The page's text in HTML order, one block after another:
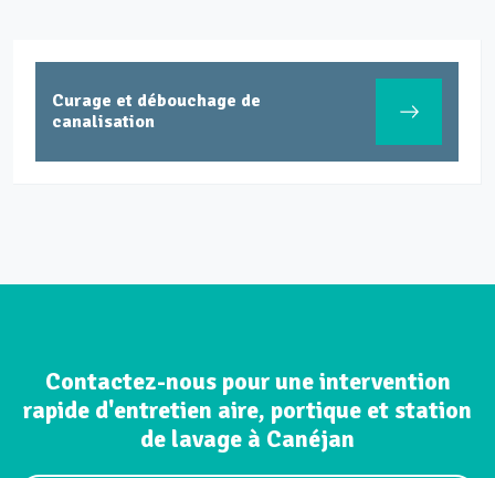
Curage et débouchage de
canalisation
Contactez-nous pour une intervention
rapide d'entretien aire, portique et station
de lavage à Canéjan